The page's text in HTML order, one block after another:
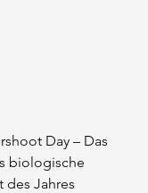
Day – Das
biologische
des Jahres